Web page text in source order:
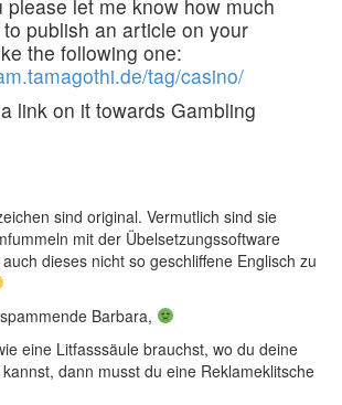
please let me know how much
publish an article on your
the following one:
tag/casino/
link on it towards Gambling
sind original. Vermutlich sind sie
mit der Übelsetzungssoftware
dieses nicht so geschliffene Englisch zu
Barbara,
eine Litfasssäule brauchst, wo du deine
dann musst du eine Reklameklitsche